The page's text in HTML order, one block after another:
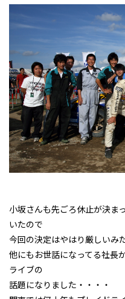
小坂さんも先ごろ休止が決ま
いたので
今回の決定はやはり厳しいみ
他にもお世話になってる社長
ライブの
話題になりました・・・・